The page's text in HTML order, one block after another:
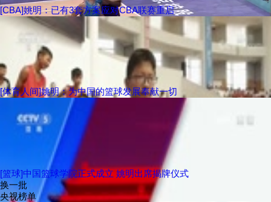
[CBA]姚明：已有3套方案应对CBA联赛重启
[体育人间]姚明：为中国的篮球发展奉献一切
[篮球]中国篮球学院正式成立 姚明出席揭牌仪式
换一批
央视榜单